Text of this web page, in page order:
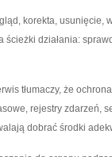
korekta, usunięcie,
działania:
tłumaczy, że
rejestry zdarzeń,
dobrać środki